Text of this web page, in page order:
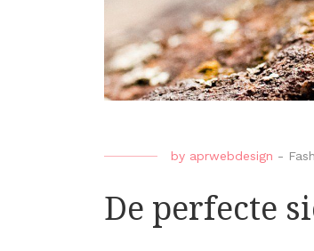
by aprwebdesign -
De perfecte